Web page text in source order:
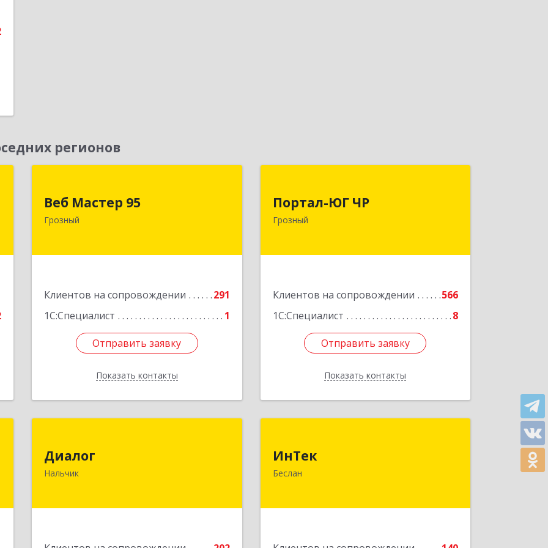
регионов
Веб Мастер 95
Грозный
Клиентов на сопровождении
291
1С:Специалист
1
Отправить заявку
Показать контакты
364050, Чеченская Респ, Грозный г,
Отправить заявку
Назад
Портал-ЮГ ЧР
Грозный
Клиентов на сопровождении
566
1С:Специалист
8
Отправить заявку
Показать контакты
364906, Чеченская Респ, Грозный г,
Подробнее
Отправить заявку
Назад
Диалог
Нальчик
360016, Кабардино-Балкарская Респ,
Нальчик г, Калюжного ул, дом № 3,
ИнТек
Беслан